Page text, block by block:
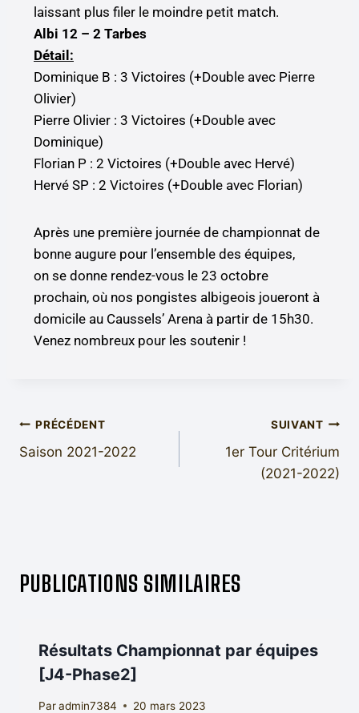
laissant plus filer le moindre petit match.
Albi 12 – 2 Tarbes
Détail:
Dominique B : 3 Victoires (+Double avec Pierre
Olivier)
Pierre Olivier : 3 Victoires (+Double avec
Dominique)
Florian P : 2 Victoires (+Double avec Hervé)
Hervé SP : 2 Victoires (+Double avec Florian)
Après une première journée de championnat de
bonne augure pour l’ensemble des équipes,
on se donne rendez-vous le 23 octobre
prochain, où nos pongistes albigeois joueront à
domicile au Caussels’ Arena à partir de 15h30.
Venez nombreux pour les soutenir !
PRÉCÉDENT
Saison 2021-2022
SUIVANT
1er Tour Critérium
(2021-2022)
PUBLICATIONS SIMILAIRES
Résultats Championnat par équipes
[J4-Phase2]
Paradmin7384 20 mars 2023